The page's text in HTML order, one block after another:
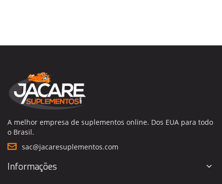
A melhor empresa de suplementos online. Dos EUA para todo
o Brasil.
sac@jacaresuplementos.com
Informações